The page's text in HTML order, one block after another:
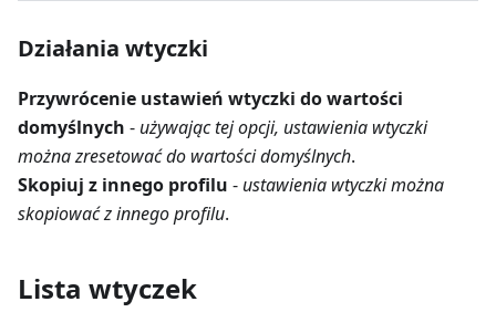
Działania wtyczki
Przywrócenie ustawień wtyczki do wartości
domyślnych - używając tej opcji, ustawienia wtyczki
można zresetować do wartości domyślnych.
Skopiuj z innego profilu - ustawienia wtyczki można
skopiować z innego profilu.
Lista wtyczek